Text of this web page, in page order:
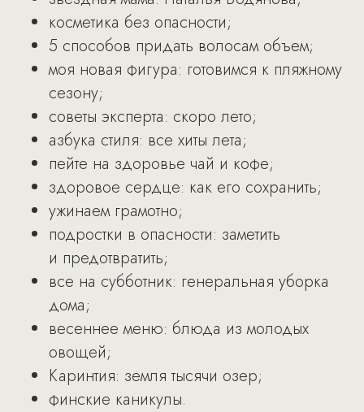
косметика без опасности;
5 способов придать волосам объем;
моя новая фигура: готовимся к пляжному
сезону;
советы эксперта: скоро лето;
азбука стиля: все хиты лета;
пейте на здоровье чай и кофе;
здоровое сердце: как его сохранить;
ужинаем грамотно;
подростки в опасности: заметить
и предотвратить;
все на субботник: генеральная уборка
дома;
весеннее меню: блюда из молодых
овощей;
Каринтия: земля тысячи озер;
финские каникулы.